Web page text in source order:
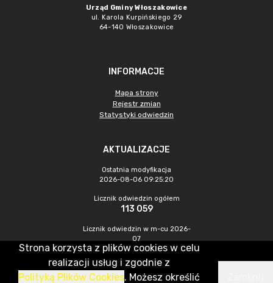
Urząd Gminy Włoszakowice
ul. Karola Kurpińskiego 29
64-140 Włoszakowice
INFORMACJE
Mapa strony
Rejestr zmian
Statystyki odwiedzin
AKTUALIZACJE
Ostatnia modyfikacja
2026-08-06 09:25:20
Licznik odwiedzin ogółem
113 059
Licznik odwiedzin w m-cu 2026-
07
389
CMS & Hosting: Nefeni Sp. z o.o.
Strona korzysta z plików cookies w celu
realizacji usług i zgodnie z
Polityką Plików Cookies. Możesz określić